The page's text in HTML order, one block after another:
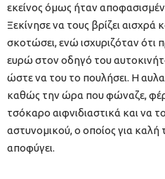
εκείνος όμως ήταν
Ξεκίνησε να τους βρίζει αισχρά
σκοτώσει, ενώ ισχυριζόταν ότι
ευρώ στον οδηγό του
ώστε να του το πουλήσει. Η
καθώς την ώρα που φώναζε,
τσόκαρο αιφνιδιαστικά και να
αστυνομικού, ο οποίος για
αποφύγει.